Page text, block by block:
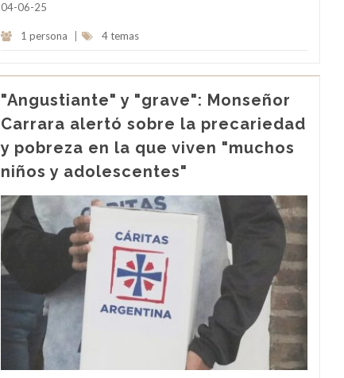
04-06-25
1 persona 4 temas
"Angustiante" y "grave": Monseñor
Carrara alertó sobre la precariedad
y pobreza en la que viven "muchos
niños y adolescentes"